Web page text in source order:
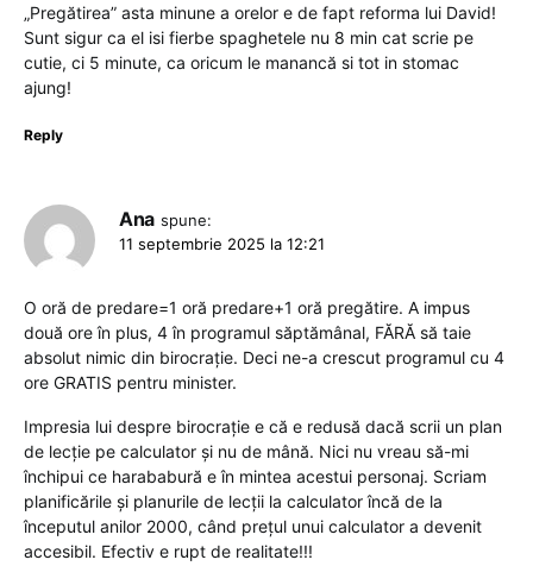
„Pregătirea” asta minune a orelor e de fapt reforma lui David!
Sunt sigur ca el isi fierbe spaghetele nu 8 min cat scrie pe
cutie, ci 5 minute, ca oricum le manancă si tot in stomac
ajung!
Reply
Ana spune:
11 septembrie 2025 la 12:21
O oră de predare=1 oră predare+1 oră pregătire. A impus
două ore în plus, 4 în programul săptămânal, FĂRĂ să taie
absolut nimic din birocrație. Deci ne-a crescut programul cu 4
ore GRATIS pentru minister.
Impresia lui despre birocrație e că e redusă dacă scrii un plan
de lecție pe calculator și nu de mână. Nici nu vreau să-mi
închipui ce harababură e în mintea acestui personaj. Scriam
planificările și planurile de lecții la calculator încă de la
începutul anilor 2000, când prețul unui calculator a devenit
accesibil. Efectiv e rupt de realitate!!!